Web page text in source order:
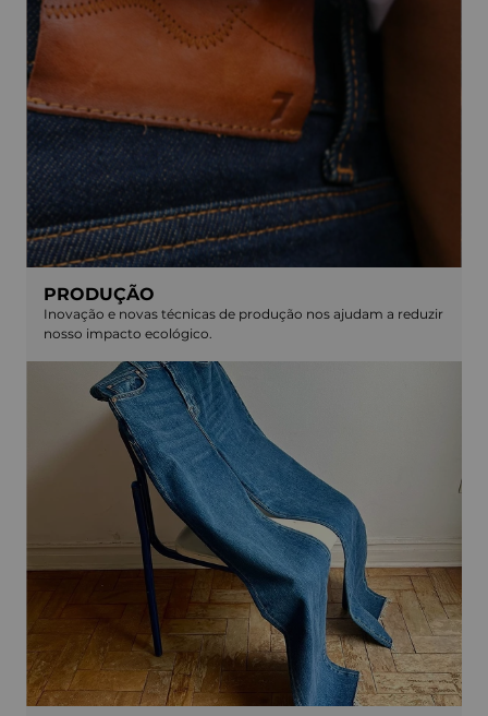
PRODUÇÃO
Inovação e novas técnicas de produção nos ajudam a reduzir
nosso impacto ecológico.